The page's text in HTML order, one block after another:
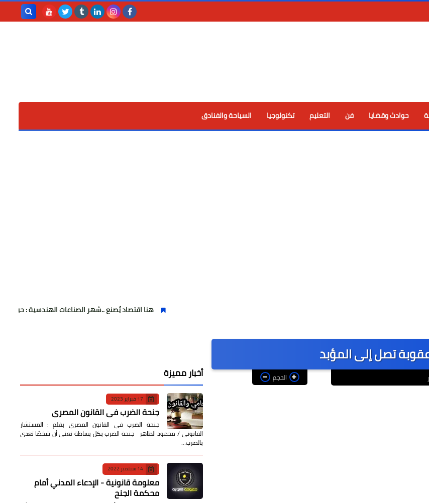
حوادث وقضايا فن التعليم تكنولوجيا السياحة والفنادق
هنا اقتصاد يُصنع ..شهر الصناعات الهندسية : حيث تتحول الفكرة إلى
تصل إلى المؤبد
الحجم أخبار مميزة
17 فبراير 2023
جنحة الضرب في القانون المصري
جنحة الضرب في القانون المصري بقلم : المستشار
القانوني / محمود الطاهر جنحة الضرب بكل بساطة تعني أن شخصًا تعدى
بالضرب…
14 سبتمبر 2022
معلومة قانونية - الإدعاء المدني أمام
محكمة الجنح